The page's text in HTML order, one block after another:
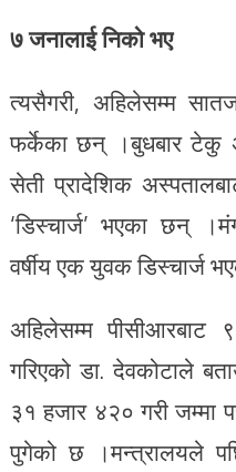
७ जनालाई निको भए
त्यसैगरी, अहिलेसम्म
फर्केका छन् ।बुधबार टेकु
सेती प्रादेशिक
‘डिस्चार्ज’ भएका छन्
वर्षीय एक युवक डिस्चार्ज
अहिलेसम्म पीसीआरबाट
गरिएको डा. देवकोटाले
३१ हजार ४२० गरी जम्मा
पुगेको छ ।मन्त्रालयले